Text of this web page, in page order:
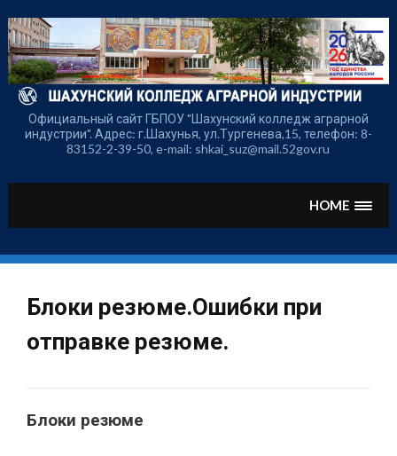
к
содержимому
Официальный сайт ГБПОУ "Шахунский колледж аграрной
индустрии". Адрес: г.Шахунья, ул.Тургенева,15, телефон: 8-
83152-2-39-50, e-mail: shkai_suz@mail.52gov.ru
HOME
Блоки резюме.Ошибки при
отправке резюме.
Блоки резюме